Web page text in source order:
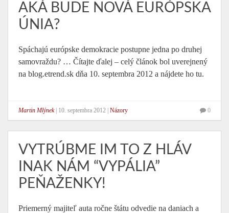
AKÁ BUDE NOVÁ EURÓPSKA
ÚNIA?
Spáchajú európske demokracie postupne jedna po druhej
samovraždu? … Čítajte ďalej – celý článok bol uverejnený
na blog.etrend.sk dňa 10. septembra 2012 a nájdete ho tu.
Martin Mlýnek| 10. septembra 2012 Názory 0
VYTRÚBME IM TO Z HLÁV
INAK NÁM “VYPÁLIA”
PEŇAŽENKY!
Priemerný majiteľ auta ročne štátu odvedie na daniach a